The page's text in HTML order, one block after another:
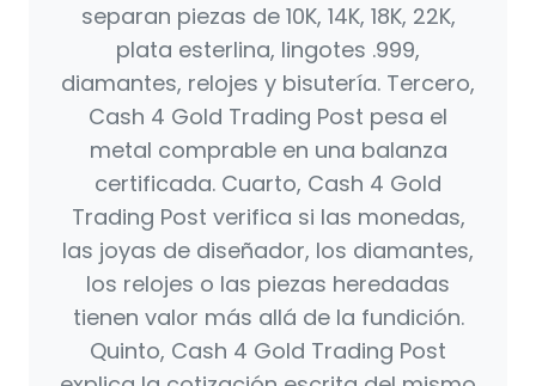
separan piezas de 10K, 14K, 18K, 22K,
plata esterlina, lingotes .999,
diamantes, relojes y bisutería. Tercero,
Cash 4 Gold Trading Post pesa el
metal comprable en una balanza
certificada. Cuarto, Cash 4 Gold
Trading Post verifica si las monedas,
las joyas de diseñador, los diamantes,
los relojes o las piezas heredadas
tienen valor más allá de la fundición.
Quinto, Cash 4 Gold Trading Post